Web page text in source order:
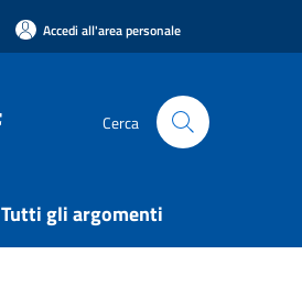
Accedi all'area personale
Cerca
Tutti gli argomenti